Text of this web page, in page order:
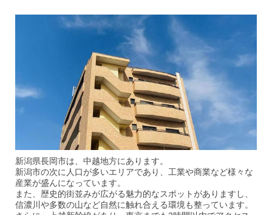
新潟県長岡市は、中越地方にあります。
新潟市の次に人口が多いエリアであり、工業や商業など様々な
産業が盛んになっています。
また、歴史的街並みが広がる魅力的なスポットがありますし、
信濃川や多数の山など自然に触れ合える環境も整っています。